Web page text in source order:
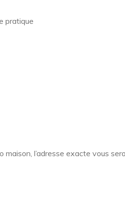
pratique
maison, l’adresse exacte vous